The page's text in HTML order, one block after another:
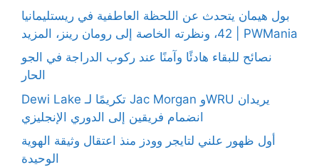
بول هيمان يتحدث عن اللحظة العاطفية في ريستليمانيا
42، ونظرته الخاصة إلى رومان رينز، المزيد | PWMania
نصائح للبقاء هادئًا وآمنًا عند ركوب الدراجة في الجو
الحار
Dewi Lake تكريمًا لـ Jac Morgan وWRU يريدان
انضمام فريقين إلى الدوري الإنجليزي
أول ظهور علني لتايجر وودز منذ اعتقال وثيقة الهوية
الوحيدة